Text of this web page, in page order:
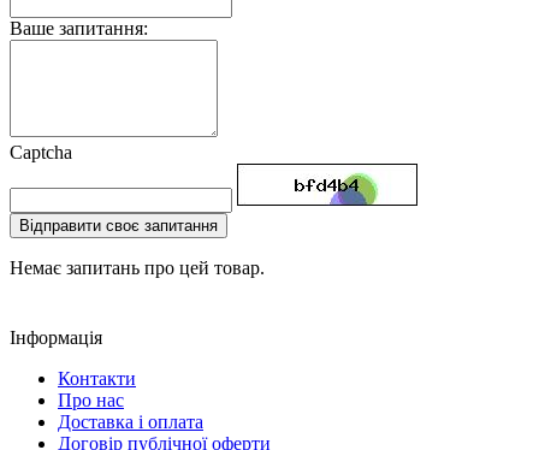
Ваше запитання:
Captcha
Відправити своє запитання
Немає запитань про цей товар.
Інформація
Контакти
Про нас
Доставка і оплата
Договір публічної оферти